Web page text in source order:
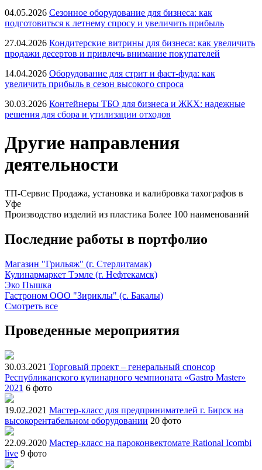
04.05.2026 Сезонное оборудование для бизнеса: как
подготовиться к летнему спросу и увеличить прибыль
27.04.2026 Кондитерские витрины для бизнеса: как увеличить
продажи десертов и привлечь внимание покупателей
14.04.2026 Оборудование для стрит и фаст-фуда: как
увеличить прибыль в сезон высокого спроса
30.03.2026 Контейнеры ТБО для бизнеса и ЖКХ: надежные
решения для сбора и утилизации отходов
Другие направления
деятельности
ТП-Сервис Продажа, установка и калибровка тахографов в
Уфе
Производство изделий из пластика Более 100 наименований
Последние работы в портфолио
Магазин "Грильяж" (г. Стерлитамак)
Кулинармаркет Тэмле (г. Нефтекамск)
Эко Пышка
Гастроном ООО "Зириклы" (с. Бакалы)
Смотреть все
Проведенные мероприятия
30.03.2021 Торговый проект – генеральный спонсор
Республиканского кулинарного чемпионата «Gastro Master»
2021 6 фото
19.02.2021 Мастер-класс для предпринимателей г. Бирск на
высокорентабельном оборудовании 20 фото
22.09.2020 Мастер-класс на пароконвектомате Rational Icombi
live 9 фото